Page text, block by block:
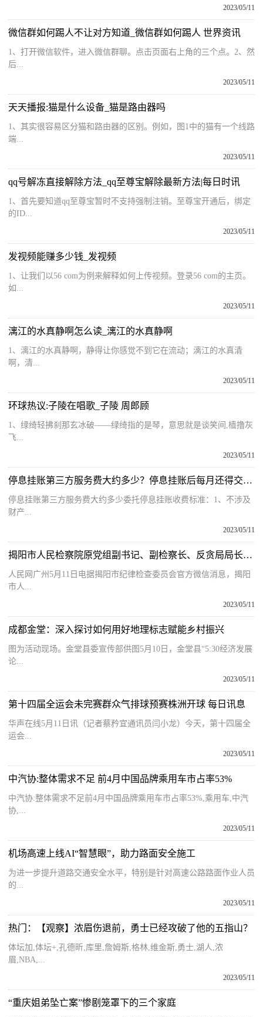
2023/05/11
微信群如何踢人不让对方知道_微信群如何踢人 世界资讯
1、打开微信软件，进入微信群聊。点击页面右上角的三个点。2、然
后...
2023/05/11
天天播报:猫是什么设备_猫是路由器吗
1、其实很容易区分猫和路由器的区别。例如，图1中的猫有一个线路
端...
2023/05/11
qq号解冻直接解除方法_qq至尊宝解除最新方法|每日时讯
1、首先要知道qq至尊宝暂时不支持强制注销。至尊宝开通后，绑定
的ID...
2023/05/11
发视频能赚多少钱_发视频
1、让我们以56 com为例来解释如何上传视频。登录56 com的主页。
如...
2023/05/11
漓江的水真静啊怎么读_漓江的水真静啊
1、漓江的水真静啊，静得让你感觉不到它在流动；漓江的水真清
啊，清...
2023/05/11
环球热议:子陵在唱歌_子陵 周郎顾
1、绿绮轻拂刹那玄冰破——绿绮指的是琴，意思就是谈笑间,樯撸灰
飞...
2023/05/11
停息挂账第三方服务费大约多少？停息挂账后每月还得交多少？ 动态
停息挂账第三方服务费大约多少委托停息挂账收费标准：1、不涉及
财产...
2023/05/11
揭阳市人民检察院原党组副书记、副检察长、反贪局局长彭锦清接受纪律审查和监察调查_世界快消息
人民网广州5月11日电据揭阳市纪律检查委员会官方微信消息，揭阳
市人...
2023/05/11
成都金堂：深入探讨如何用好地理标志赋能乡村振兴
图为活动现场。金堂县委宣传部供图5月10日，金堂县“5:30经济发展
论...
2023/05/11
第十四届全运会未完赛群众气排球预赛株洲开球 每日讯息
华声在线5月11日讯（记者蔡矜宜通讯员闫小龙）今天，第十四届全
运会...
2023/05/11
中汽协:整体需求不足 前4月中国品牌乘用车市占率53%
中汽协:整体需求不足前4月中国品牌乘用车市占率53%,乘用车,中汽
协,...
2023/05/11
机场高速上线AI“智慧眼”，助力路面安全施工
为进一步提升道路交通安全水平，特别是针对高速公路路面作业人员
的...
2023/05/11
热门：【观察】浓眉伤退前，勇士已经攻破了他的五指山？
体坛加,体坛+,孔德昕,库里,詹姆斯,格林,维金斯,勇士,湖人,浓
眉,NBA,...
2023/05/11
“重庆姐弟坠亡案”惨剧笼罩下的三个家庭